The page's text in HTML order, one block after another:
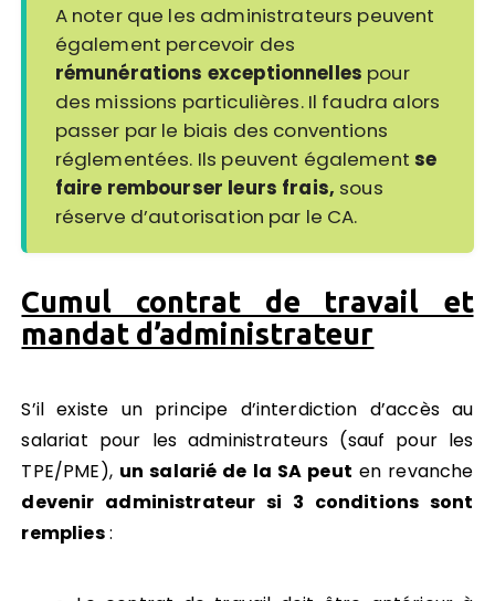
A noter que les administrateurs peuvent
également percevoir des
rémunérations exceptionnelles pour
des missions particulières. Il faudra alors
passer par le biais des conventions
réglementées. Ils peuvent égalementse
faire rembourser leurs frais, sous
réserve d’autorisation par le CA.
Cumul contrat de travail et
mandat d’administrateur
S’il existe un principe d’interdiction d’accès au
salariat pour les administrateurs (sauf pour les
TPE/PME), un salarié de la SA peut en revanche
devenir administrateur si 3 conditions sont
remplies: